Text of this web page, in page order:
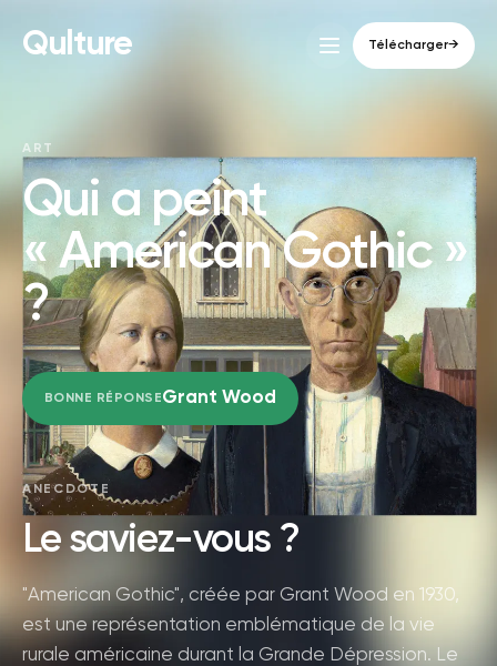
Qulture Télécharger→
ART
Qui a peint
« American Gothic »
?
BONNE RÉPONSEGrant Wood
ANECDOTE
Le saviez-vous ?
"American Gothic", créée par Grant Wood en 1930,
est une représentation emblématique de la vie
rurale américaine durant la Grande Dépression. Le